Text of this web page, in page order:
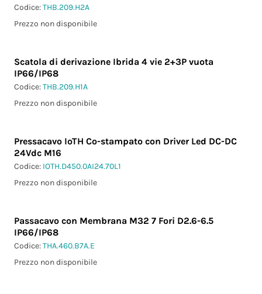
Codice:THB.209.H2A
Prezzo non disponibile
Scatola di derivazione Ibrida 4 vie 2+3P vuota
IP66/IP68
Codice:THB.209.H1A
Prezzo non disponibile
Pressacavo IoTH Co-stampato con Driver Led DC-DC
24Vdc M16
Codice: IOTH.D450.0AI24.70L1
Prezzo non disponibile
Passacavo con Membrana M32 7 Fori D2.6-6.5
IP66/IP68
Codice:THA.460.B7A.E
Prezzo non disponibile